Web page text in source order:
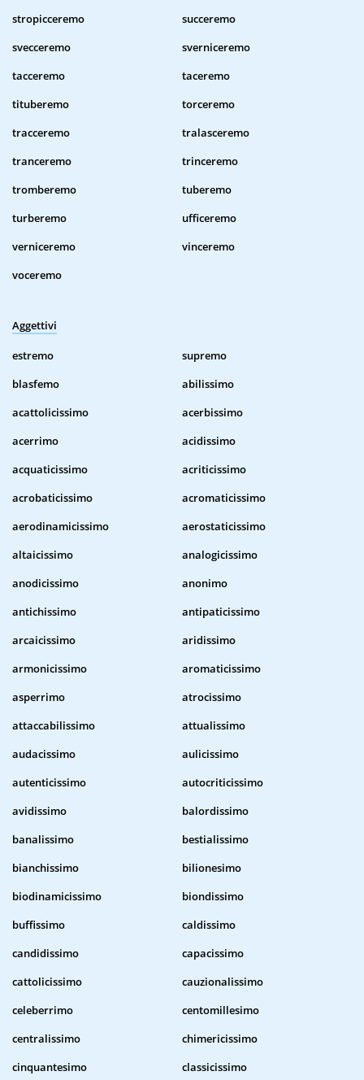
stropicceremo
succeremo
svecceremo
sverniceremo
tacceremo
taceremo
tituberemo
torceremo
tracceremo
tralasceremo
tranceremo
trinceremo
tromberemo
tuberemo
turberemo
ufficeremo
verniceremo
vinceremo
voceremo
Aggettivi
estremo
supremo
blasfemo
abilissimo
acattolicissimo
acerbissimo
acerrimo
acidissimo
acquaticissimo
acriticissimo
acrobaticissimo
acromaticissimo
aerodinamicissimo
aerostaticissimo
altaicissimo
analogicissimo
anodicissimo
anonimo
antichissimo
antipaticissimo
arcaicissimo
aridissimo
armonicissimo
aromaticissimo
asperrimo
atrocissimo
attaccabilissimo
attualissimo
audacissimo
aulicissimo
autenticissimo
autocriticissimo
avidissimo
balordissimo
banalissimo
bestialissimo
bianchissimo
bilionesimo
biodinamicissimo
biondissimo
buffissimo
caldissimo
candidissimo
capacissimo
cattolicissimo
cauzionalissimo
celeberrimo
centomillesimo
centralissimo
chimericissimo
cinquantesimo
classicissimo